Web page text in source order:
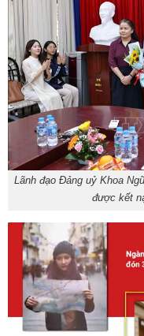
Lãnh đạo Đảng uỷ Khoa
được kết